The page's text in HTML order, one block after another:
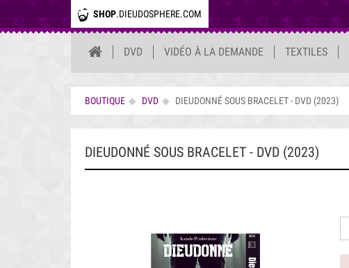
SHOP.DIEUDOSPHERE.COM
DVD VIDÉO À LA DEMANDE TEXTILES
BOUTIQUE DVD DIEUDONNÉ SOUS BRACELET - DVD (2023)
DIEUDONNÉ SOUS BRACELET - DVD (2023)